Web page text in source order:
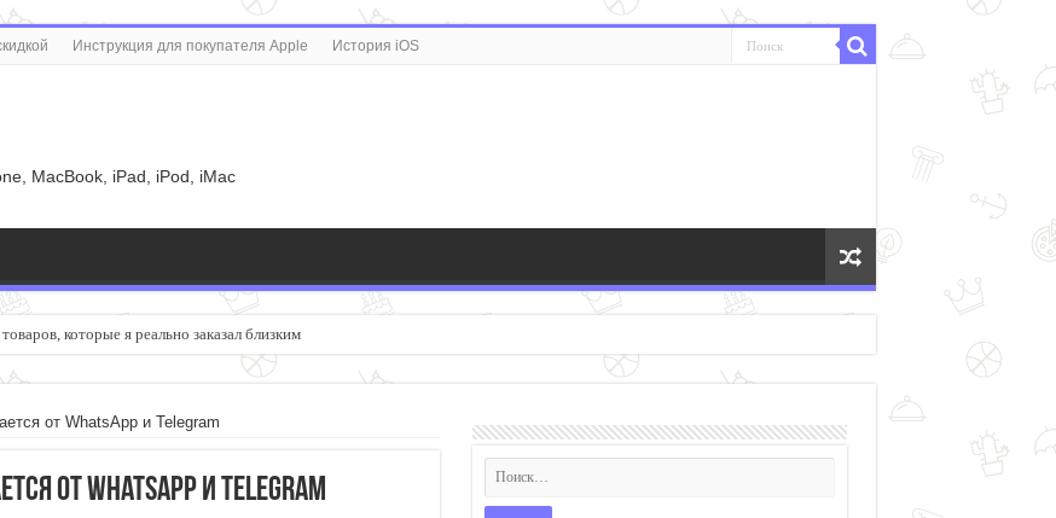
Инструкция для покупателя Apple История iOS
MacBook, iPad, iPod, iMac
которые я реально заказал близким
от WhatsApp и Telegram
от WhatsApp и Telegram